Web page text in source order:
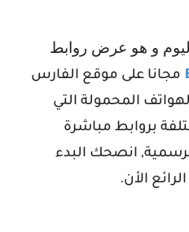
و هو عرض روابط
مجانا على موقع الفارس
المحمولة التي
بروابط مباشرة
انصحك البدء
الرائع الأن.